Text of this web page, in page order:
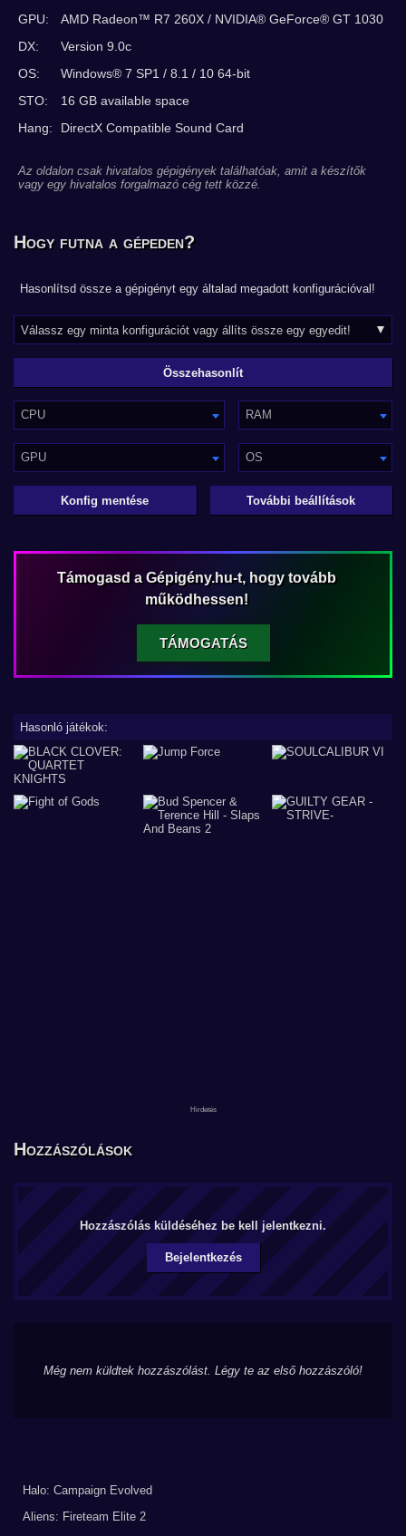
GPU:
AMD Radeon™ R7 260X / NVIDIA® GeForce® GT 1030
DX:
Version 9.0c
OS:
Windows® 7 SP1 / 8.1 / 10 64-bit
STO:
16 GB available space
Hang:
DirectX Compatible Sound Card
Az oldalon csak hivatalos gépigények találhatóak, amit a készítők
vagy egy hivatalos forgalmazó cég tett közzé.
Hogy futna a gépeden?
Hasonlítsd össze a gépigényt egy általad megadott konfigurációval!
CPU RAM
GPU OS
Konfig mentése További beállítások
Támogasd a Gépigény.hu-t, hogy tovább
működhessen!
TÁMOGATÁS
Hasonló játékok:
Hozzászólások
Hozzászólás küldéséhez be kell jelentkezni.
Bejelentkezés
Még nem küldtek hozzászólást. Légy te az első hozzászóló!
Halo: Campaign Evolved
Aliens: Fireteam Elite 2